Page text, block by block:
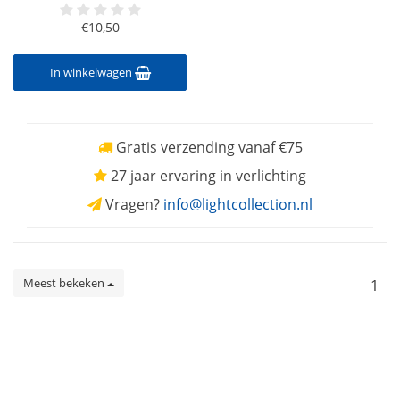
€10,50
In winkelwagen
Gratis verzending vanaf €75
27 jaar ervaring in verlichting
Vragen? info@lightcollection.nl
Meest bekeken 1